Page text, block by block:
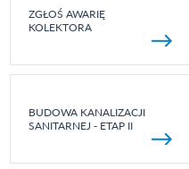
ZGŁOŚ AWARIĘ
KOLEKTORA
BUDOWA KANALIZACJI
SANITARNEJ - ETAP II